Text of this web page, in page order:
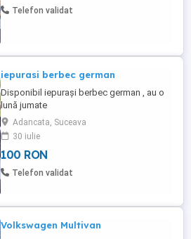
Telefon validat
iepurasi berbec german
Disponibil iepurași berbec german , au o
lună jumate
Adancata, Suceava
30 iulie
100 RON
Telefon validat
Volkswagen Multivan